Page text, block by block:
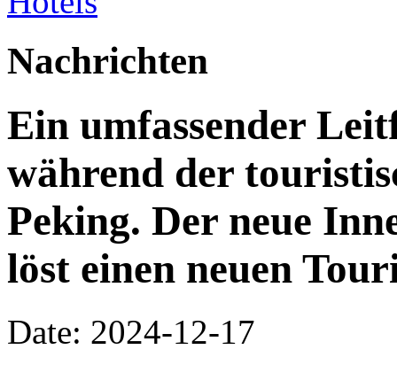
Nachrichten
Ein umfassender
während der
Peking. Der neue
löst einen neuen
Date: 2024-12-17